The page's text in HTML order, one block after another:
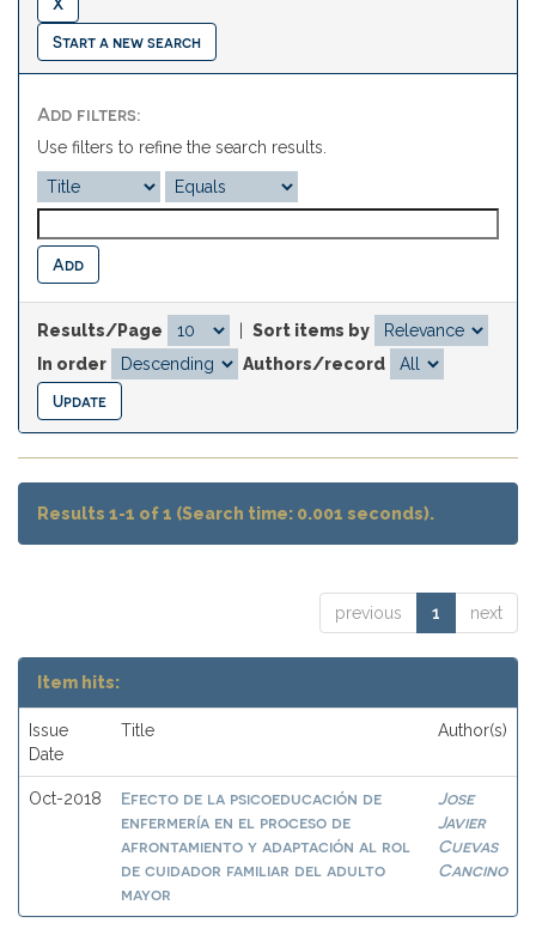
Start a new search
Add filters:
Use filters to refine the search results.
Results/Page
Sort items by
In order
Authors/record
Results 1-1 of 1 (Search time: 0.001 seconds).
previous 1 next
Item hits:
Issue
Date
Title Author(s)
Oct-2018
Efecto de la psicoeducación de
enfermería en el proceso de
afrontamiento y adaptación al rol
de cuidador familiar del adulto
mayor
Jose
Javier
Cuevas
Cancino